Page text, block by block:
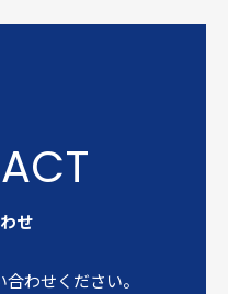
せ
わせください。